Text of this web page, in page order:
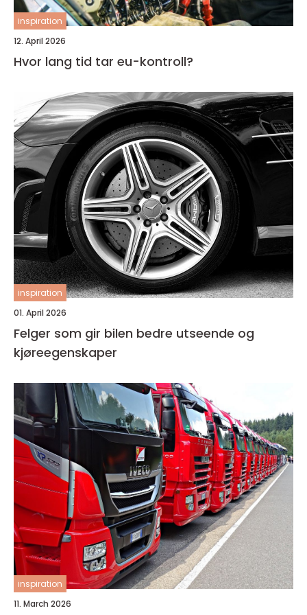
inspiration
12. April 2026
Hvor lang tid tar eu-kontroll?
inspiration
01. April 2026
Felger som gir bilen bedre utseende og
kjøreegenskaper
inspiration
11. March 2026